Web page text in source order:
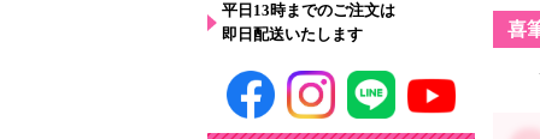
平日13時までのご注文は
即日配送いたします
喜